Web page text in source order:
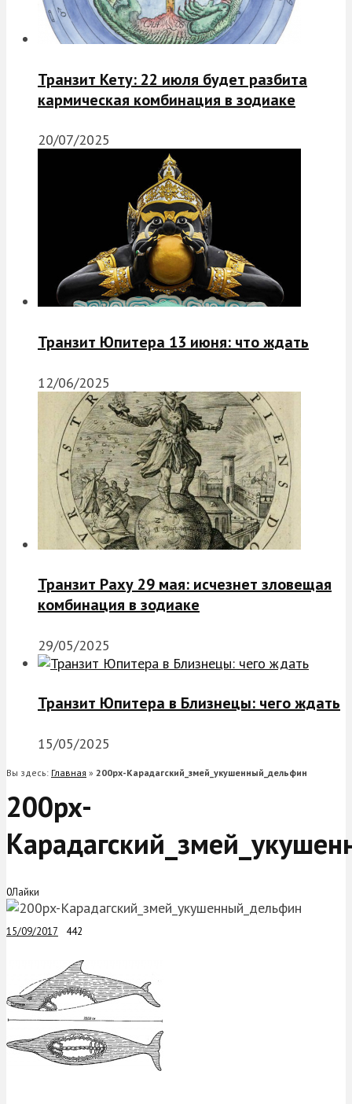
Транзит Кету: 22 июля будет разбита
кармическая комбинация в зодиаке
20/07/2025
Транзит Юпитера 13 июня: что ждать
12/06/2025
Транзит Раху 29 мая: исчезнет зловещая
комбинация в зодиаке
29/05/2025
Транзит Юпитера в Близнецы: чего ждать
15/05/2025
Вы здесь: Главная » 200px-Карадагский_змей_укушенный_дельфин
200px-
0Лайки
15/09/2017 442